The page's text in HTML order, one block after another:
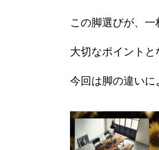
この脚選びが、一
大切なポイントと
今回は脚の違いに